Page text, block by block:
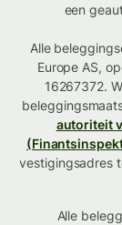
een
Alle
Europe AS,
16267372.
autoriteit
vestigingsadres
Alle